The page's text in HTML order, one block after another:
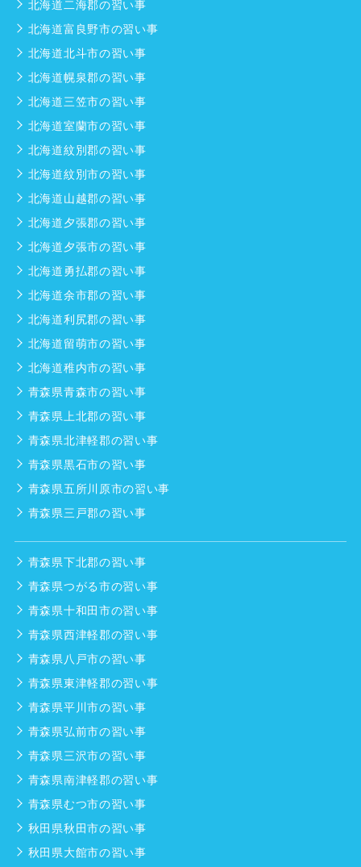
北海道二海郡の習い事
北海道富良野市の習い事
北海道北斗市の習い事
北海道幌泉郡の習い事
北海道三笠市の習い事
北海道室蘭市の習い事
北海道紋別郡の習い事
北海道紋別市の習い事
北海道山越郡の習い事
北海道夕張郡の習い事
北海道夕張市の習い事
北海道勇払郡の習い事
北海道余市郡の習い事
北海道利尻郡の習い事
北海道留萌市の習い事
北海道稚内市の習い事
青森県青森市の習い事
青森県上北郡の習い事
青森県北津軽郡の習い事
青森県黒石市の習い事
青森県五所川原市の習い事
青森県三戸郡の習い事
青森県下北郡の習い事
青森県つがる市の習い事
青森県十和田市の習い事
青森県西津軽郡の習い事
青森県八戸市の習い事
青森県東津軽郡の習い事
青森県平川市の習い事
青森県弘前市の習い事
青森県三沢市の習い事
青森県南津軽郡の習い事
青森県むつ市の習い事
秋田県秋田市の習い事
秋田県大館市の習い事